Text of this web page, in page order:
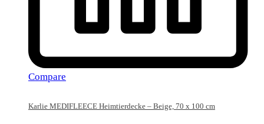
Compare
Karlie MEDIFLEECE Heimtierdecke – Beige, 70 x 100 cm